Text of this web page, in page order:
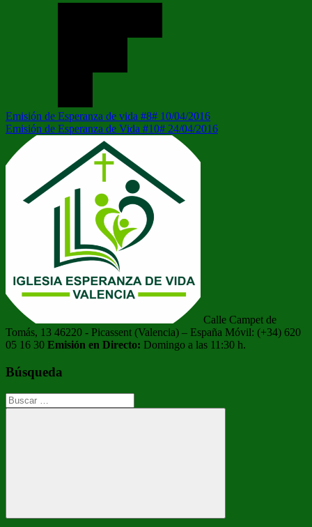
Navegación
de
entradas
Entrada
anterior:
Emisión de Esperanza de vida #8# 10/04/2016
Siguiente
entrada:
Emisión de Esperanza de Vida #10# 24/04/2016
Calle Campet de
Tomás, 13 46220 - Picassent (Valencia) – España Móvil: (+34) 620
05 16 30 Emisión en Directo: Domingo a las 11:30 h.
Búsqueda
Buscar:
Buscar